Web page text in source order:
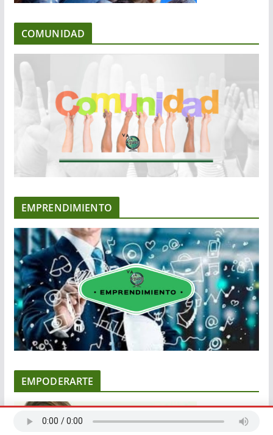
COMUNIDAD
EMPRENDIMIENTO
EMPODERARTE